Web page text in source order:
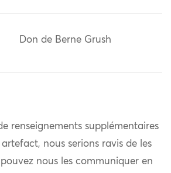
Don de Berne Grush
renseignements supplémentaires
nous serions ravis de les
nous les communiquer en